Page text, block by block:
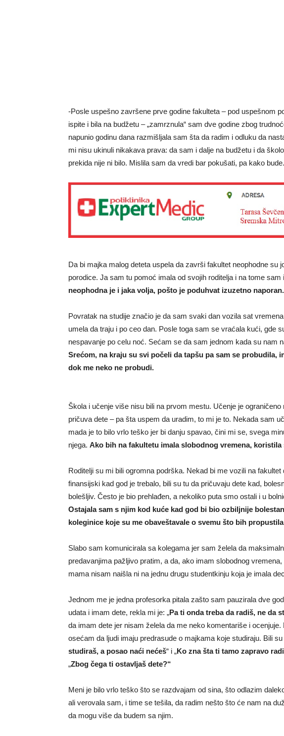
-Posle uspešno završene prve godine fakulteta – pod uspešnom
ispite i bila na budžetu – „zamrznula“ sam dve godine zbog
napunio godinu dana razmišljala sam šta da radim i odluku da
mi nisu ukinuli nikakava prava: da sam i dalje na budžetu i da
prekida nije ni bilo. Mislila sam da vredi bar pokušati, pa kako bude.
Da bi majka malog deteta uspela da završi fakultet neophodne su
porodice. Ja sam tu pomoć imala od svojih roditelja i na tome
neophodna je i jaka volja, pošto je poduhvat izuzetno naporan.
Povratak na studije značio je da sam svaki dan vozila sat
umela da traju i po ceo dan. Posle toga sam se vraćala kući, gde
nespavanje po celu noć. Sećam se da sam jednom kada su nam
Srećom, na kraju su svi počeli da tapšu pa sam se probudila,
dok me neko ne probudi.
Škola i učenje više nisu bili na prvom mestu. Učenje je
pričuva dete – pa šta uspem da uradim, to mi je to. Nekada sam
mada je to bilo vrlo teško jer bi danju spavao, čini mi se, svega
njega. Ako bih na fakultetu imala slobodnog vremena, koristila
Roditelji su mi bili ogromna podrška. Nekad bi me vozili na
finansijski kad god je trebalo, bili su tu da pričuvaju dete kad,
bolešljiv. Često je bio prehlađen, a nekoliko puta smo ostali i u
Ostajala sam s njim kod kuće kad god bi bio ozbiljnije
koleginice koje su me obaveštavale o svemu što bih
Slabo sam komunicirala sa kolegama jer sam želela da
predavanjima pažljivo pratim, a da, ako imam slobodnog
mama nisam naišla ni na jednu drugu studentkinju koja je imala
Jednom me je jedna profesorka pitala zašto sam pauzirala dve
udata i imam dete, rekla mi je: „Pa ti onda treba da radiš, ne da
da imam dete jer nisam želela da me neko komentariše i
osećam da ljudi imaju predrasude o majkama koje studiraju. Bili
studiraš, a posao naći nećeš“ i „Ko zna šta ti tamo zapravo
„Zbog čega ti ostavljaš dete?“
Meni je bilo vrlo teško što se razdvajam od sina, što odlazim
ali verovala sam, i time se tešila, da radim nešto što će nam na
da mogu više da budem sa njim.